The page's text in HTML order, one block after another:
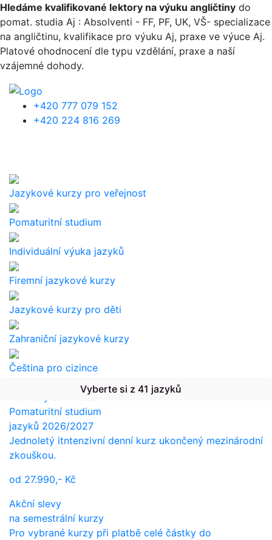
Přejít k hlavnímu obsahu
Hledáme kvalifikované lektory na výuku angličtiny do
pomat. studia Aj : Absolventi - FF, PF, UK, VŠ- specializace
na angličtinu, kvalifikace pro výuku Aj, praxe ve výuce Aj.
Platové ohodnocení dle typu vzdělání, praxe a naší
vzájemné dohody.
+420 777 079 152
+420 224 816 269
Jazykové kurzy pro veřejnost
Pomaturitní studium
Individuální výuka jazyků
Firemní jazykové kurzy
Jazykové kurzy pro děti
Zahraniční jazykové kurzy
Čeština pro cizince
Překlady a tlumočení
Vyberte si z 41 jazyků
Pomaturitní studium
jazyků 2026/2027
Jednoletý itntenzivní denní kurz ukončený mezinárodní
zkouškou.
od 27.990,- Kč
Akční slevy
na semestrální kurzy
Pro vybrané kurzy při platbě celé částky do